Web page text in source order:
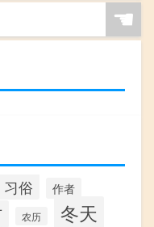
☚
习俗 作者
农历 冬天